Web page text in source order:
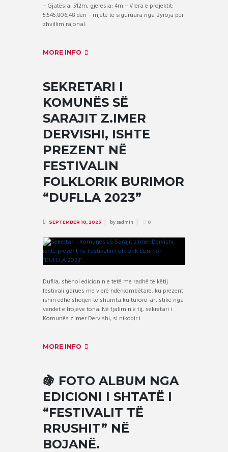
– Gjatësia: 512m, gjerësia: 4m – Vlera e projektit:
5.545.806,48 den – mjete të siguruara nga Byroja për
zhvillim rajonal.
MORE INFO
SEKRETARI I
KOMUNËS SË
SARAJIT Z.IMER
DERVISHI, ISHTE
PREZENT NË
FESTIVALIN
FOLKLORIK BURIMOR
“DUFLLA 2023”
SEPTEMBER 10, 2023 bysadmin 0
Duflla, shënoi edicionin e tetë me radhë të këtij
festivali garues me vlerë ndërkombëtare, ku prezent
ishin edhe shoqëri të shumta kulturoro-artistike nga
vendet e trojeve tona. Në fjalimin e tij, sekretari i
Komunës z.Imer Dervishi, si nikoqir i...
MORE INFO
🍇 FOTO ALBUM NGA
EDICIONI I SHTATË I
“FESTIVALIT TË
RRUSHIT” NË
BOJANË.